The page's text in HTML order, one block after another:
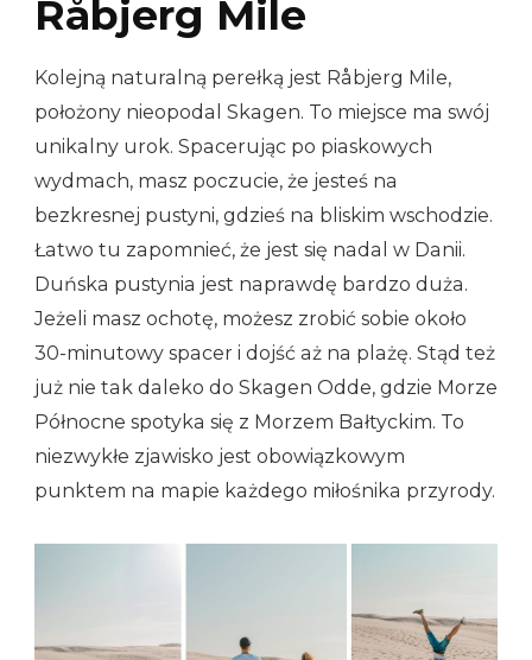
Råbjerg Mile
Kolejną naturalną perełką jest Råbjerg Mile,
położony nieopodal Skagen. To miejsce ma swój
unikalny urok. Spacerując po piaskowych
wydmach, masz poczucie, że jesteś na
bezkresnej pustyni, gdzieś na bliskim wschodzie.
Łatwo tu zapomnieć, że jest się nadal w Danii.
Duńska pustynia jest naprawdę bardzo duża.
Jeżeli masz ochotę, możesz zrobić sobie około
30-minutowy spacer i dojść aż na plażę. Stąd też
już nie tak daleko do Skagen Odde, gdzie Morze
Północne spotyka się z Morzem Bałtyckim. To
niezwykłe zjawisko jest obowiązkowym
punktem na mapie każdego miłośnika przyrody.